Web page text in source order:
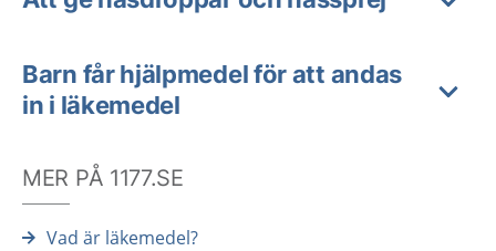
Barn får hjälpmedel för att andas
in i läkemedel
MER PÅ 1177.SE
Vad är läkemedel?